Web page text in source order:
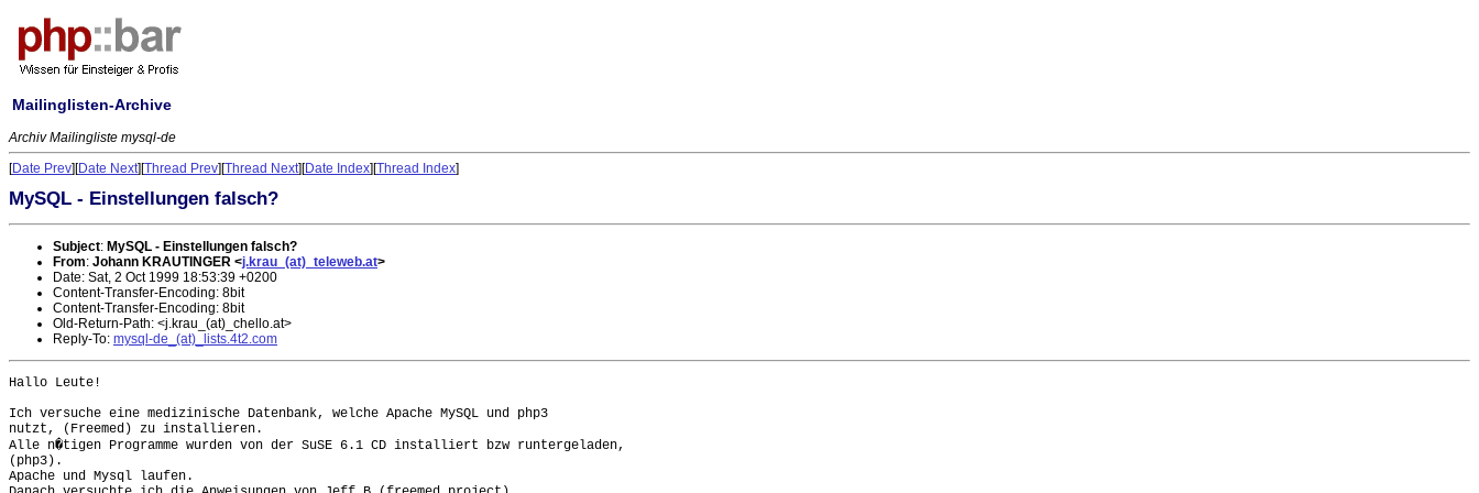
Mailinglisten-Archive
Archiv Mailingliste mysql-de
[Date Prev][Date Next][Thread Prev][Thread Next][Date Index][Thread Index]
MySQL - Einstellungen falsch?
Subject: MySQL - Einstellungen falsch?
From: Johann KRAUTINGER <j.krau_(at)_teleweb.at>
Date: Sat, 2 Oct 1999 18:53:39 +0200
Content-Transfer-Encoding: 8bit
Content-Transfer-Encoding: 8bit
Old-Return-Path: <j.krau_(at)_chello.at>
Reply-To: mysql-de_(at)_lists.4t2.com
Hallo Leute!
Ich versuche eine medizinische Datenbank, welche Apache MySQL und php3
nutzt, (Freemed) zu installieren.
Alle n�tigen Programme wurden von der SuSE 6.1 CD installiert bzw runtergeladen,
(php3).
Apache und Mysql laufen.